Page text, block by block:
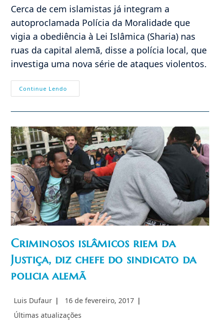
Cerca de cem islamistas já integram a
autoproclamada Polícia da Moralidade que
vigia a obediência à Lei Islâmica (Sharia) nas
ruas da capital alemã, disse a polícia local, que
investiga uma nova série de ataques violentos.
Continue Lendo
Religiosa
Aterroriza
‘relaxados’
Em
Berlim
Criminosos islâmicos riem da
Justiça, diz chefe do sindicato da
policia alemã
Autor
post:
Luis Dufaur
Post
16 de fevereiro, 2017
Categoria
Últimas atualizações